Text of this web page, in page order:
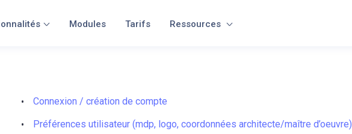
Modules Tarifs Ressources
Connexion / création de compte
Préférences utilisateur (mdp, logo, coordonnées architecte/maître d’oeuvre)